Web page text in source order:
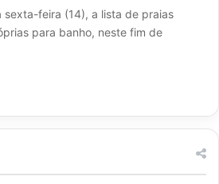
sexta-feira (14), a lista de praias
para banho, neste fim de